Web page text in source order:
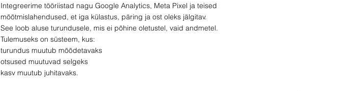
Integreerime tööriistad nagu Google Analytics, Meta Pixel ja teised
mõõtmislahendused, et iga külastus, päring ja ost oleks jälgitav.
See loob aluse turundusele, mis ei põhine oletustel, vaid andmetel.
Tulemuseks on süsteem, kus:
turundus muutub mõõdetavaks
otsused muutuvad selgeks
kasv muutub juhitavaks.